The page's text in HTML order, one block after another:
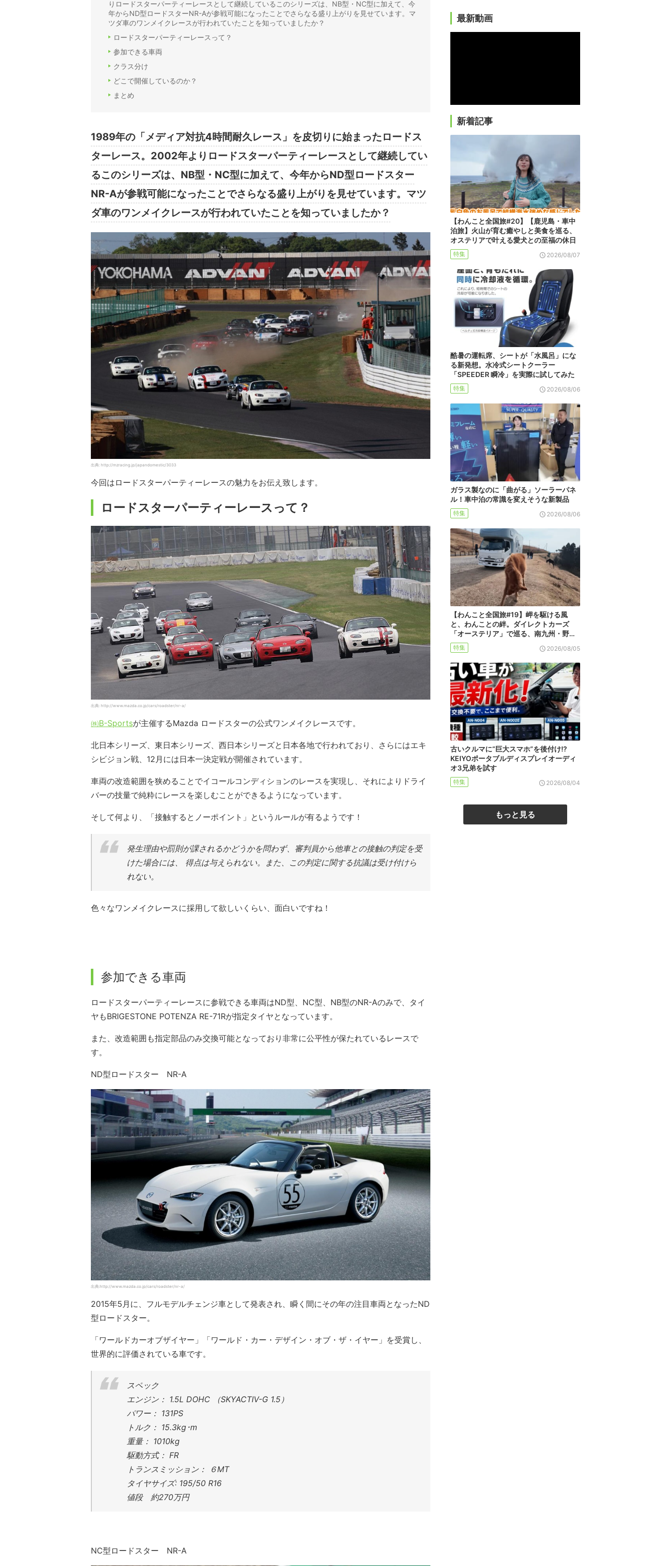
りロードスターパーティーレースとして継続しているこのシリーズは、NB型・NC型に加えて、今
年からND型ロードスターNR-Aが参戦可能になったことでさらなる盛り上がりを見せています。マ
ツダ車のワンメイクレースが行われていたことを知っていましたか？
ロードスターパーティーレースって？
参加できる車両
クラス分け
どこで開催しているのか？
まとめ
1989年の「メディア対抗4時間耐久レース」を皮切りに始まったロードス
ターレース。 2002年よりロードスターパーティーレースとして継続してい
るこのシリーズは、 NB型・ NC型に加えて、今年からND型ロードスター
NR-Aが参戦可能になったことでさらなる盛り上がりを見せています。マツ
ダ車のワンメイクレースが行われていたことを知っていましたか？
出典: http://mzracing.jp/japandomestic/3033
今回はロードスターパーティーレースの魅力をお伝え致します。
ロードスターパーティーレースって？
出典: http://www.mazda.co.jp/cars/roadster/nr-a/
㈱B-Sportsが主催するMazda ロードスターの公式ワンメイクレースです。
北日本シリーズ、東日本シリーズ、西日本シリーズと日本各地で行われており、さらにはエキ
シビジョン戦、12月には日本一決定戦が開催されています。
車両の改造範囲を狭めることでイコールコンディションのレースを実現し、それによりドライ
バーの技量で純粋にレースを楽しむことができるようになっています。
そして何より、「接触するとノーポイント」というルールが有るようです！
発生理由や罰則が課されるかどうかを問わず、審判員から他車との接触の判定を受
けた場合には、 得点は与えられない。また、この判定に関する抗議は受け付けら
れない。
色々なワンメイクレースに採用して欲しいくらい、面白いですね！
参加できる車両
ロードスターパーティーレースに参戦できる車両はND型、NC型、NB型のNR-Aのみで、タイ
ヤもBRIGESTONE POTENZA RE-71Rが指定タイヤとなっています。
また、改造範囲も指定部品のみ交換可能となっており非常に公平性が保たれているレースで
す。
ND型ロードスター NR-A
出典:http://www.mazda.co.jp/cars/roadster/nr-a/
2015年5月に、フルモデルチェンジ車として発表され、瞬く間にその年の注目車両となったND
型ロードスター。
「ワールドカーオブザイヤー」「ワールド・カー・デザイン・オブ・ザ・イヤー」を受賞し、
世界的に評価されている車です。
スペック
エンジン： 1.5L DOHC （SKYACTIV-G 1.5）
パワー： 131PS
トルク： 15.3kg･m
重量： 1010kg
駆動方式： FR
トランスミッション： ６MT
タイヤサイズ: 195/50 R16
値段 約270万円
NC型ロードスター NR-A
最新動画
新着記事
【わんこと全国旅#20】【鹿児島・車中
泊旅】火山が育む癒やしと美食を巡る、
オステリアで叶える愛犬との至福の休日
特集 2026/08/07
酷暑の運転席、シートが「水風呂」にな
る新発想。水冷式シートクーラー
「SPEEDER 瞬冷」を実際に試してみた
特集 2026/08/06
ガラス製なのに「曲がる」ソーラーパネ
ル！車中泊の常識を変えそうな新製品
特集 2026/08/06
【わんこと全国旅#19】岬を駆ける風
と、わんことの絆。ダイレクトカーズ
「オーステリア」で巡る、南九州・野…
特集 2026/08/05
古いクルマに“巨大スマホ”を後付け!?
KEIYOポータブルディスプレイオーディ
オ3兄弟を試す
特集 2026/08/04
もっと見る